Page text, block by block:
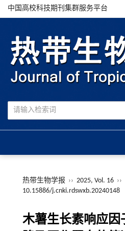
中国高校科技期刊集群服务平台
热带生物学报 ›› 2025, Vol. 16 ››
10.15886/j.cnki.rdswxb.20240148
木薯生长素响应因